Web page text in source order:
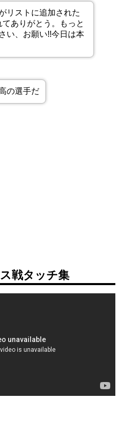
リストに追加された
ありがとう。もっと
い、お願い!!今日は本
の選手だ
戦タッチ集